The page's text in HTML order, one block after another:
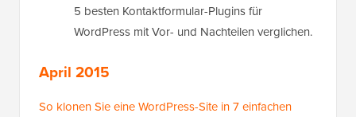
5 besten Kontaktformular-Plugins für
WordPress mit Vor- und Nachteilen verglichen.
April 2015
So klonen Sie eine WordPress-Site in 7 einfachen